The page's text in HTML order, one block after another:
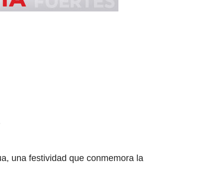
una festividad que conmemora la